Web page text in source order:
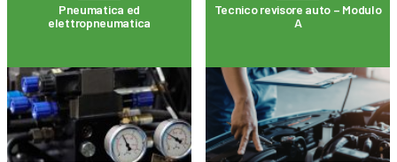
Pneumatica ed
elettropneumatica
Tecnico revisore auto – Modulo
A